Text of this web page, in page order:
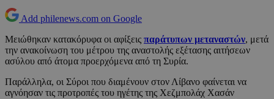
Add philenews.com on Google
Μειώθηκαν κατακόρυφα οι αφίξεις παράτυπων μεταναστών, μετά
την ανακοίνωση του μέτρου της αναστολής εξέτασης αιτήσεων
ασύλου από άτομα προερχόμενα από τη Συρία.
Παράλληλα, οι Σύροι που διαμένουν στον Λίβανο φαίνεται να
αγνόησαν τις προτροπές του ηγέτης της Χεζμπολάχ Χασάν